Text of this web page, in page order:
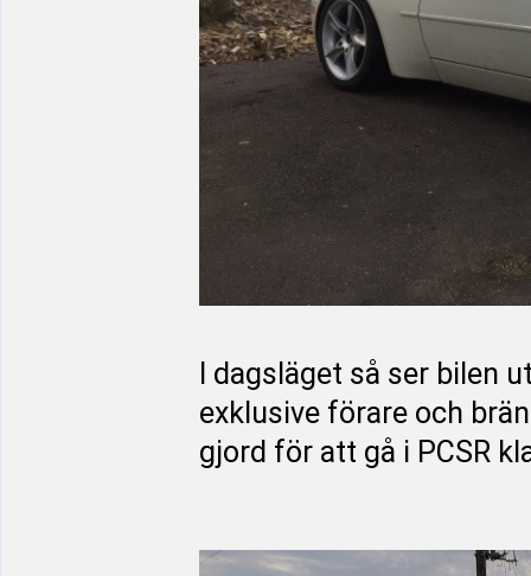
I dagsläget så ser bilen
exklusive förare och
gjord för att gå i PCSR